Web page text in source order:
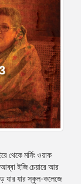
থেকে মর্নিং ওয়াক
ইজি চেয়ারে আর
যার যার স্কুল-কলেজে